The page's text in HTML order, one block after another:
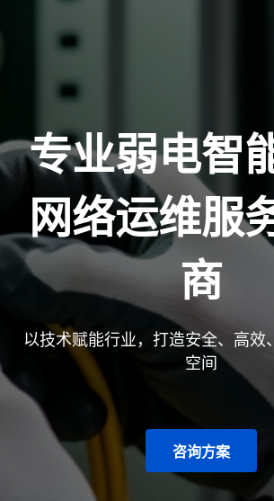
专业弱电智
网络运维服
商
以技术赋能行业，打造安全、高效
空间
咨询方案